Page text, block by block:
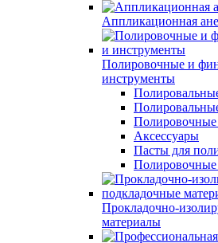
Аппликационная
Полировочные и
инструменты
Аксессуары
Пасты для
Полировочные
Прокладочно-
материалы